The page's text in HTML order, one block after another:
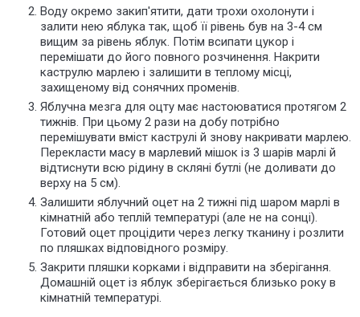
Воду окремо закип'ятити, дати трохи охолонути і
залити нею яблука так, щоб її рівень був на 3-4 см
вищим за рівень яблук. Потім всипати цукор і
перемішати до його повного розчинення. Накрити
каструлю марлею і залишити в теплому місці,
захищеному від сонячних променів.
Яблучна мезга для оцту має настоюватися протягом 2
тижнів. При цьому 2 рази на добу потрібно
перемішувати вміст каструлі й знову накривати марлею.
Перекласти масу в марлевий мішок із 3 шарів марлі й
відтиснути всю рідину в скляні бутлі (не доливати до
верху на 5 см).
Залишити яблучний оцет на 2 тижні під шаром марлі в
кімнатній або теплій температурі (але не на сонці).
Готовий оцет процідити через легку тканину і розлити
по пляшках відповідного розміру.
Закрити пляшки корками і відправити на зберігання.
Домашній оцет із яблук зберігається близько року в
кімнатній температурі.